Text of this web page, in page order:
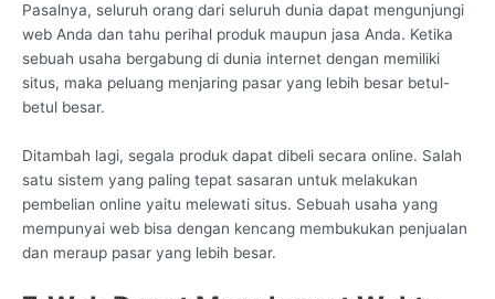
Pasalnya, seluruh orang dari seluruh dunia dapat mengunjungi
web Anda dan tahu perihal produk maupun jasa Anda. Ketika
sebuah usaha bergabung di dunia internet dengan memiliki
situs, maka peluang menjaring pasar yang lebih besar betul-
betul besar.
Ditambah lagi, segala produk dapat dibeli secara online. Salah
satu sistem yang paling tepat sasaran untuk melakukan
pembelian online yaitu melewati situs. Sebuah usaha yang
mempunyai web bisa dengan kencang membukukan penjualan
dan meraup pasar yang lebih besar.